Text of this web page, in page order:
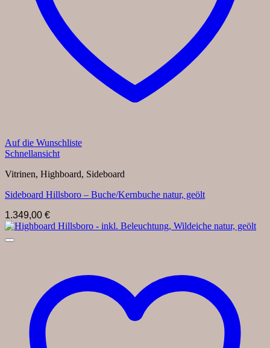
Auf die Wunschliste
Schnellansicht
Vitrinen, Highboard, Sideboard
Sideboard Hillsboro – Buche/Kernbuche natur, geölt
1.349,00 €